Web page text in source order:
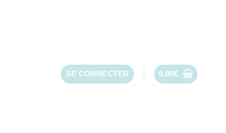
SE CONNECTER 0.00€